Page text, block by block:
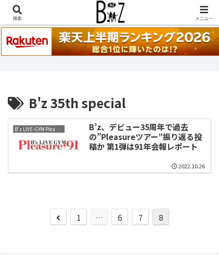
稲葉浩志『en-Zepp』『enⅣ』セトリ一覧はこちら
B'z 35th special
B'z LIVE-GYM Pleasure 2023 -STARS-
B’z、デビュー35周年で過去
の”Pleasureツアー”振り返る投
稿か 第1弾は91年会報レポート
2022.10.26
前
1 … 6 7 8
検索 メニュー